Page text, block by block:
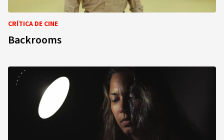
CRÍTICA DE CINE
Backrooms